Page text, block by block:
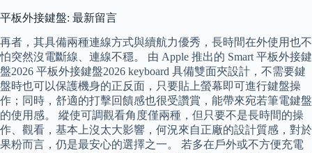
平板外接鍵盤: 最新留言
再者，其具備兩種連線方式與續航力優秀，長時間在外使用也不
怕突然沒電斷線、連線不穩。 由 Apple 推出的 Smart 平板外接鍵
盤2026 平板外接鍵盤2026 keyboard 具備雙面夾設計，不需要鍵
盤時也可以保護機身的正反面，只要貼上螢幕即可進行鍵盤操
作；同時，舒適的打擊回饋感也很受讚賞，能帶來宛若筆電鍵盤
的使用感。 縱使可調觀看角度僅兩種，但只要不是長時間的操
作、觀看，基本上沒太大影響，何況來自正廠的設計質感，對於
果粉而言，仍是最安心的選擇之一。 若多在戶外或不方便充電